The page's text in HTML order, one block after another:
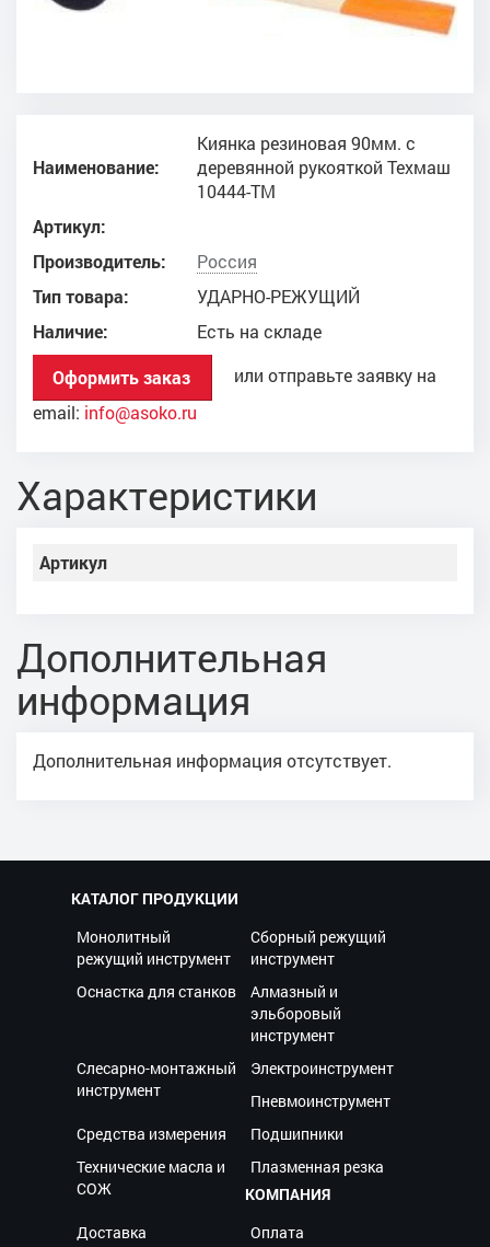
Наименование:
Киянка резиновая 90мм. с
деревянной рукояткой Техмаш
10444-ТМ
Артикул:
Производитель:
Россия
Тип товара:
УДАРНО-РЕЖУЩИЙ
Наличие:
Есть на складе
Оформить заказ
или отправьте заявку на
email: info@asoko.ru
Характеристики
Артикул
Дополнительная
информация
Дополнительная информация отсутствует.
КАТАЛОГ ПРОДУКЦИИ
Монолитный
режущий инструмент
Сборный режущий
инструмент
Оснастка для станков
Алмазный и
эльборовый
инструмент
Слесарно-монтажный
инструмент
Электроинструмент
Пневмоинструмент
Средства измерения
Подшипники
Технические масла и
СОЖ
Плазменная резка
КОМПАНИЯ
Доставка
Оплата